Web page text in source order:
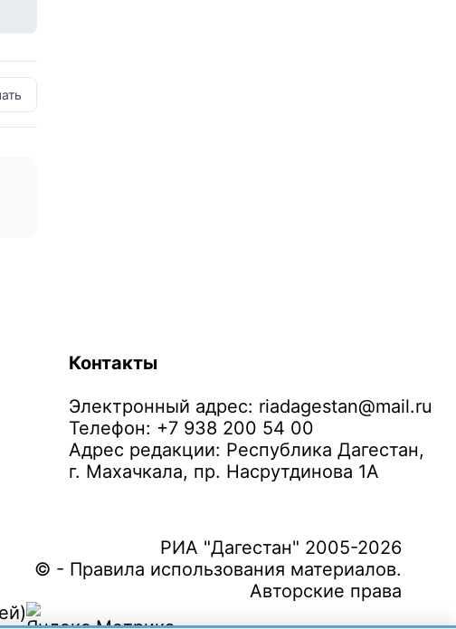
Контакты
Электронный адрес: riadagestan@mail.ru
Телефон: +7 938 200 54 00
Адрес редакции: Республика Дагестан,
г. Махачкала, пр. Насрутдинова 1А
РИА "Дагестан" 2005-2026
© - Правила использования материалов.
Авторские права